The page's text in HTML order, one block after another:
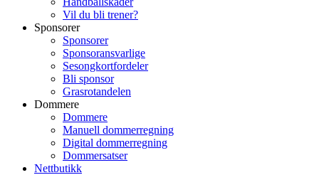
Vil du bli trener?
Sponsorer
Sponsorer
Sponsoransvarlige
Sesongkortfordeler
Bli sponsor
Grasrotandelen
Dommere
Dommere
Manuell dommerregning
Digital dommerregning
Dommersatser
Nettbutikk